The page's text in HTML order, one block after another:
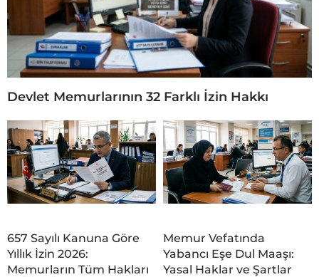
Devlet Memurlarının 32 Farklı İzin Hakkı
657 Sayılı Kanuna Göre
Yıllık İzin 2026:
Memurların Tüm Hakları
Memur Vefatında
Yabancı Eşe Dul Maaşı:
Yasal Haklar ve Şartlar